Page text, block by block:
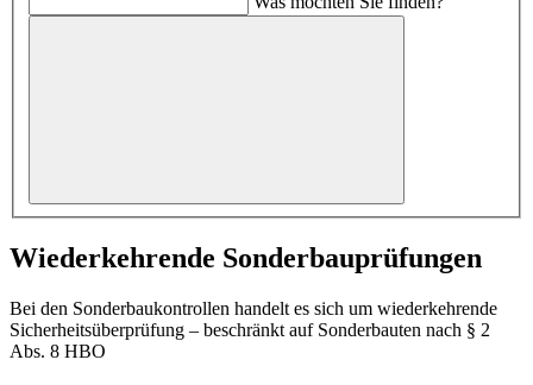
Wiederkehrende Sonderbauprüfungen
Bei den Sonderbaukontrollen handelt es sich um wiederkehrende
Sicherheitsüberprüfung – beschränkt auf Sonderbauten nach § 2
Abs. 8 HBO